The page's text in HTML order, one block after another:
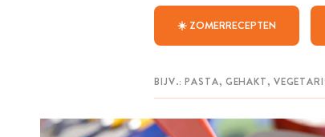
☀️ ZOMERRECEPTEN